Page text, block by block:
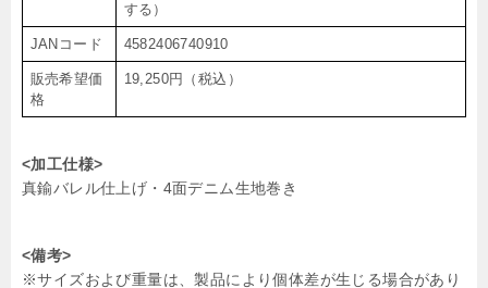
する）
JANコード 4582406740910
販売希望価
格
19,250円（税込）
<加工仕様>
真鍮バレル仕上げ・4面デニム生地巻き
<備考>
※サイズおよび重量は、製品により個体差が生じる場合があり